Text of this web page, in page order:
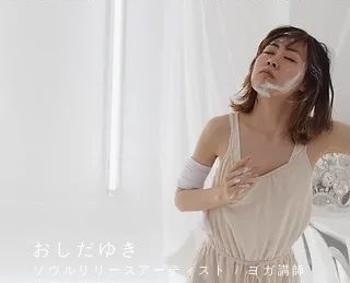
おしだゆき
ソウルリリースアーティスト / ヨガ講師